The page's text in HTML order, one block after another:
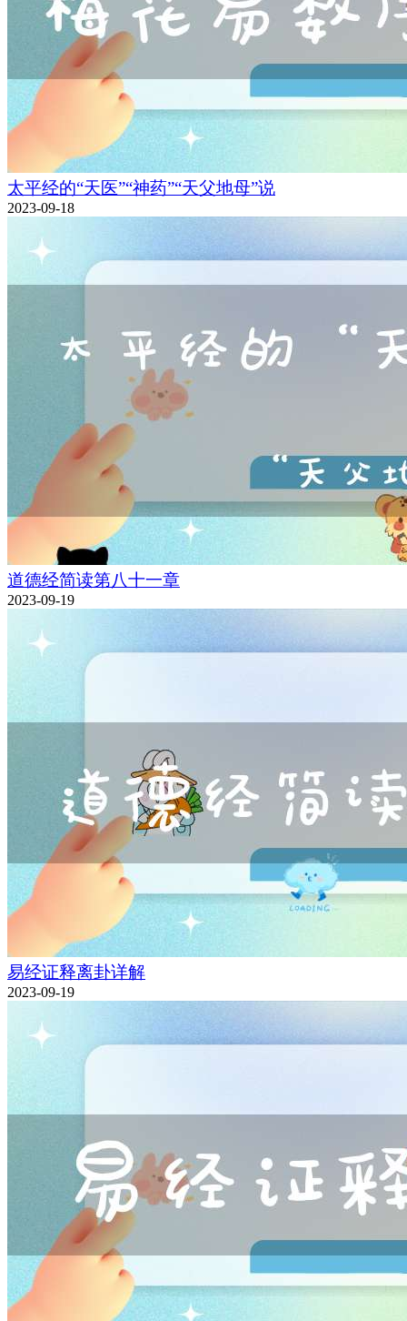
太平经的“天医”“神药”“天父地母”说
2023-09-18
道德经简读第八十一章
2023-09-19
易经证释离卦详解
2023-09-19